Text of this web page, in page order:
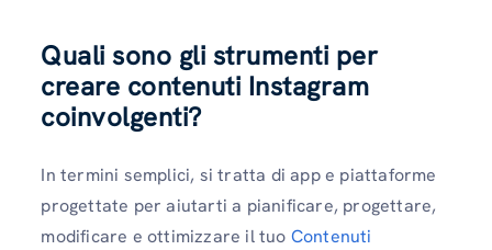
Quali sono gli strumenti per
creare contenuti Instagram
coinvolgenti?
In termini semplici, si tratta di app e piattaforme
progettate per aiutarti a pianificare, progettare,
modificare e ottimizzare il tuo Contenuti